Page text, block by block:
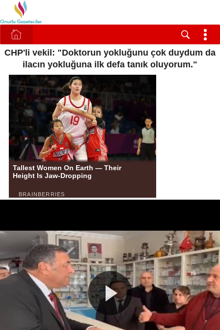
CHP'li vekil: "Doktorun yokluğunu çok duydum da
ilacın yokluğuna ilk defa tanık oluyorum."